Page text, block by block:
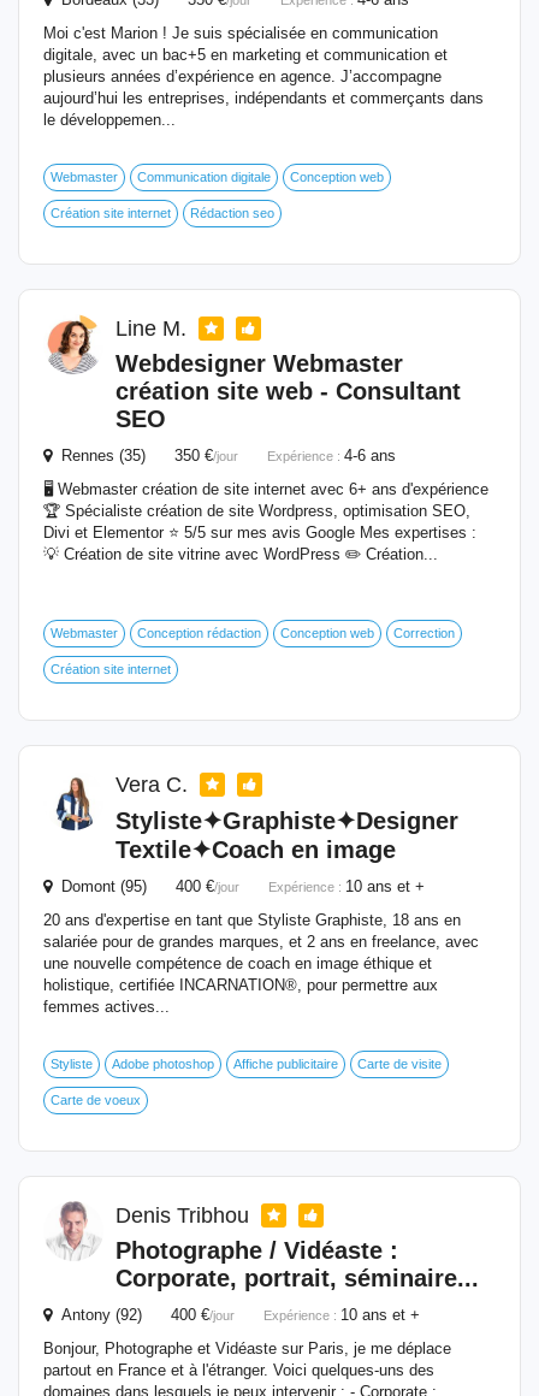
Moi c'est Marion ! Je suis spécialisée en communication
digitale, avec un bac+5 en marketing et communication et
plusieurs années d’expérience en agence. J’accompagne
aujourd’hui les entreprises, indépendants et commerçants dans
le développemen...
Webmaster Communication digitale Conception web
Création site internet Rédaction seo
Line M.
Webdesigner Webmaster
création site web - Consultant
SEO
Rennes (35) 350 €/jour Expérience : 4-6 ans
🖥 Webmaster création de site internet avec 6+ ans d'expérience
🏆 Spécialiste création de site Wordpress, optimisation SEO,
Divi et Elementor ⭐️ 5/5 sur mes avis Google Mes expertises :
💡 Création de site vitrine avec WordPress ✏️ Création...
Webmaster Conception rédaction Conception web Correction
Création site internet
Vera C.
Styliste✦Graphiste✦Designer
Textile✦Coach en image
Domont (95) 400 €/jour Expérience : 10 ans et +
20 ans d'expertise en tant que Styliste Graphiste, 18 ans en
salariée pour de grandes marques, et 2 ans en freelance, avec
une nouvelle compétence de coach en image éthique et
holistique, certifiée INCARNATION®, pour permettre aux
femmes actives...
Styliste Adobe photoshop Affiche publicitaire Carte de visite
Carte de voeux
Denis Tribhou
Photographe / Vidéaste :
Corporate, portrait, séminaire...
Antony (92) 400 €/jour Expérience : 10 ans et +
Bonjour, Photographe et Vidéaste sur Paris, je me déplace
partout en France et à l'étranger. Voici quelques-uns des
domaines dans lesquels je peux intervenir : - Corporate :